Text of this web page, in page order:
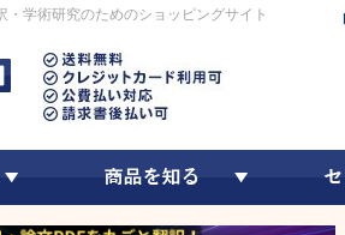
学術研究のためのショッピングサイト